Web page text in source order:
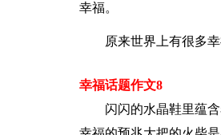
幸福。
原来世界上有很多
幸福话题作文8
闪闪的水晶鞋里蕴